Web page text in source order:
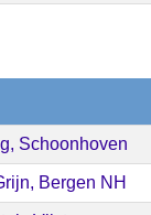
Schoonhoven
Bergen NH